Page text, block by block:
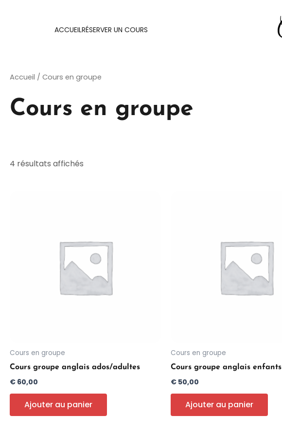
ACCUEILRÉSERVER UN COURS
Accueil / Cours en groupe
Cours en groupe
4 résultats affichés
Cours en groupe
Cours groupe anglais ados/adultes
€ 60,00
Ajouter au panier
Cours en groupe
Cours groupe anglais enfants
€ 50,00
Ajouter au panier